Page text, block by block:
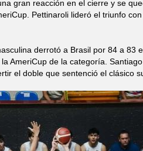
gran reacción en el cierre y se
Pettinaroli lideró el triunfo
derrotó a Brasil por 84 a 83
AmeriCup de la categoría.
el doble que sentenció el clásico